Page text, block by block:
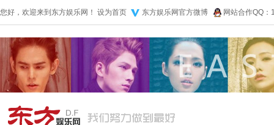
您好，欢迎来到东方娱乐网！ 设为首页 东方娱乐网官方微博 网站合作QQ